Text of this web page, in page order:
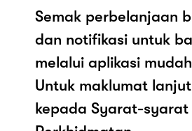
Semak perbelanjaan
dan notifikasi untuk
melalui aplikasi
Untuk maklumat
kepada Syarat-syarat